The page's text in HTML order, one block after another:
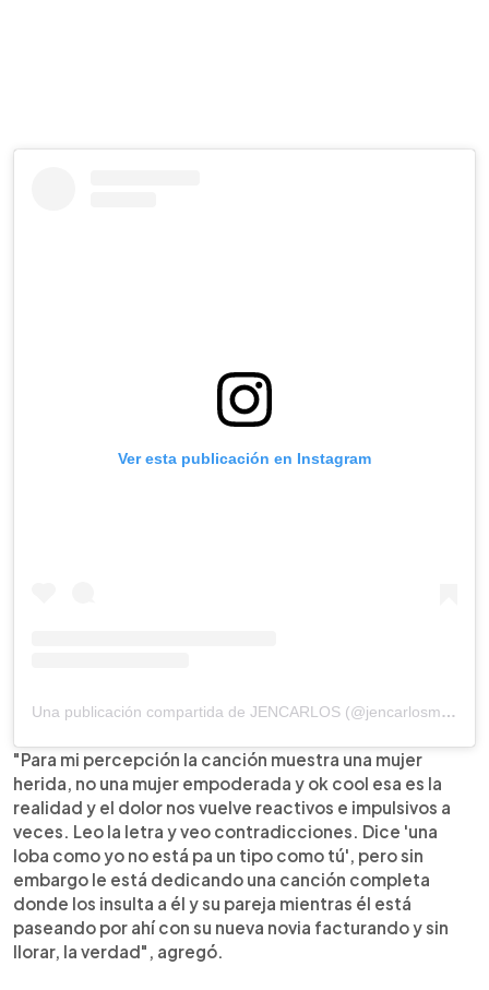
Ver esta publicación en Instagram
Una publicación compartida de JENCARLOS (@jencarlosmusic)
"Para mi percepción la canción muestra una mujer
herida, no una mujer empoderada y ok cool esa es la
realidad y el dolor nos vuelve reactivos e impulsivos a
veces. Leo la letra y veo contradicciones. Dice 'una
loba como yo no está pa un tipo como tú', pero sin
embargo le está dedicando una canción completa
donde los insulta a él y su pareja mientras él está
paseando por ahí con su nueva novia facturando y sin
llorar, la verdad", agregó.